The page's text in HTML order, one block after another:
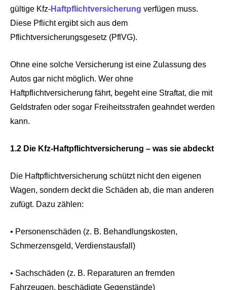
gültige Kfz-Haftpflichtversicherung verfügen muss.
Diese Pflicht ergibt sich aus dem
Pflichtversicherungsgesetz (PflVG).
Ohne eine solche Versicherung ist eine Zulassung des
Autos gar nicht möglich. Wer ohne
Haftpflichtversicherung fährt, begeht eine Straftat, die mit
Geldstrafen oder sogar Freiheitsstrafen geahndet werden
kann.
1.2 Die Kfz-Haftpflichtversicherung – was sie abdeckt
Die Haftpflichtversicherung schützt nicht den eigenen
Wagen, sondern deckt die Schäden ab, die man anderen
zufügt. Dazu zählen:
• Personenschäden (z. B. Behandlungskosten,
Schmerzensgeld, Verdienstausfall)
• Sachschäden (z. B. Reparaturen an fremden
Fahrzeugen, beschädigte Gegenstände)